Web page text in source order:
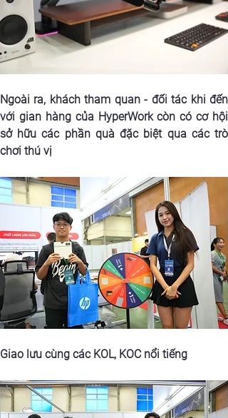
Ngoài ra, khách tham quan - đối tác khi đến
với gian hàng của HyperWork còn có cơ hội
sở hữu các phần quà đặc biệt qua các trò
chơi thú vị
Giao lưu cùng các KOL, KOC nổi tiếng